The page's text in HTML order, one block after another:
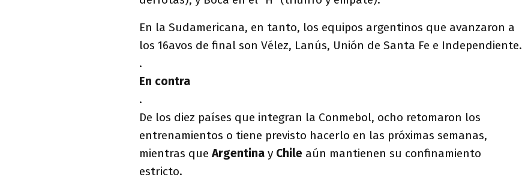
En la Sudamericana, en tanto, los equipos argentinos que avanzaron a
los 16avos de final son Vélez, Lanús, Unión de Santa Fe e Independiente.
.
En contra
.
De los diez países que integran la Conmebol, ocho retomaron los
entrenamientos o tiene previsto hacerlo en las próximas semanas,
mientras queArgentina y Chile aún mantienen su confinamiento
estricto.